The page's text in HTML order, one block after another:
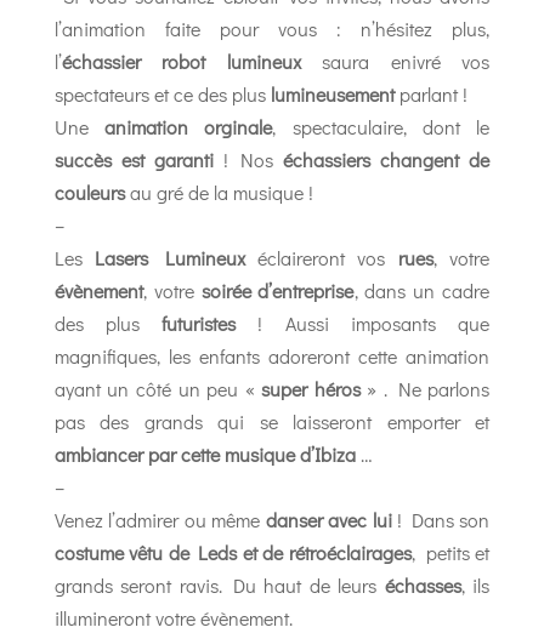
l’animation faite pour vous : n’hésitez plus,
l’échassier robot lumineuxsaura enivré vos
spectateurs et ce des plus lumineusementparlant !
Uneanimation orginale, spectaculaire, dont le
succès est garanti! Noséchassiers changent de
couleursau gré de la musique !
–
Les Lasers Lumineuxéclaireront vos rues, votre
évènement, votre soirée d’entreprise, dans un cadre
des plusfuturistes! Aussi imposants que
magnifiques, les enfants adoreront cette animation
ayant un côté un peu «super héros» . Ne parlons
pas des grands qui se laisseront emporter et
ambiancer par cette musique d’Ibiza…
–
Venez l’admirer ou même danser avec lui! Dans son
costume vêtu de Leds et de rétroéclairages, petits et
grands seront ravis. Du haut de leurs échasses, ils
illumineront votre évènement.